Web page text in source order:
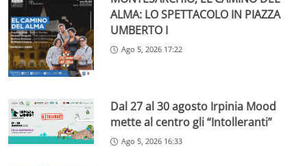
ALMA: LO SPETTACOLO IN PIAZZA
UMBERTO I
Ago 5, 2026 17:22
Dal 27 al 30 agosto Irpinia Mood
mette al centro gli “Intolleranti”
Ago 5, 2026 16:33